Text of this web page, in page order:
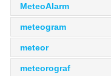
MeteoAlarm
meteogram
meteor
meteorograf